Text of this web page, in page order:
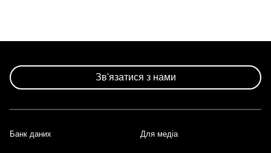
Зв'язатися з нами
Footer
Банк даних Для медіа